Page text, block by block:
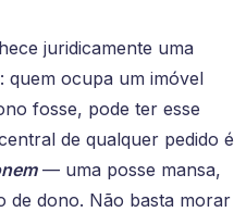
juridicamente uma
quem ocupa um imóvel
fosse, pode ter esse
de qualquer pedido é
— uma posse mansa,
de dono. Não basta morar